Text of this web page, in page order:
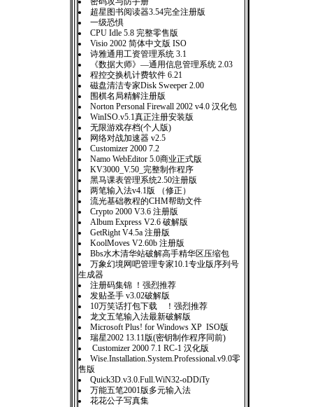
超星图书阅读器3.54完全注册版
一级恐惧
CPU Idle 5.8 完整零售版
Visio 2002 简体中文版 ISO
诗雅通用工资管理系统 3.1
《数据大师》—通用信息管理系统 2.03
程控交换机计费软件 6.21
磁盘清洁专家Disk Sweeper 2.00
围棋名局精解注册版
Norton Personal Firewall 2002 v4.0 汉化包
WinISO.v5.1真正注册安装版
无限游戏存档(个人版)
网络对战加速器 v2.5
Customizer 2000 7.2
Namo WebEditor 5.0商业正式版
KV3000_V.50_完整制作程序
黑马课表管理系统2.50注册版
两笔输入法v4.1版 （修正）
流光基础教程的CHM帮助文件
Crypto 2000 V3.6 注册版
Album Express V2.6 破解版
GetRight V4.5a 注册版
KoolMoves V2.60b 注册版
Bbs水木清华站破解高手精华区压缩包
万象幻境网吧管理专家10.1专业版序列号
生成器
注册码集锦 ！强烈推荐
发贴圣手 v3.02破解版
10万笑话打包下载 ！强烈推荐
龙文五笔输入法最新破解版
Microsoft Plus! for Windows XP ISO版
瑞星2002 13.11版(密钥制作程序同前)
Customizer 2000 7.1 RC-1 汉化版
Wise.Installation.System.Professional.v9.0零
售版
Quick3D.v3.0.Full.WiN32-oDDiTy
万能五笔2001版多元输入法
花花公子写真集